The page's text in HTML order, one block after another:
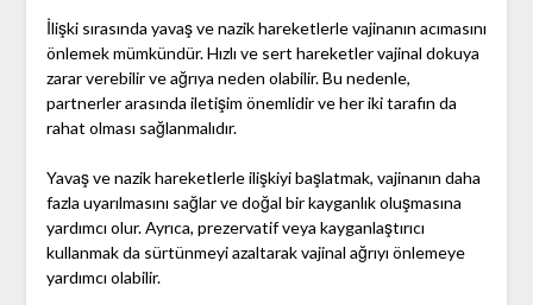
İlişki sırasında yavaş ve nazik hareketlerle vajinanın acımasını
önlemek mümkündür. Hızlı ve sert hareketler vajinal dokuya
zarar verebilir ve ağrıya neden olabilir. Bu nedenle,
partnerler arasında iletişim önemlidir ve her iki tarafın da
rahat olması sağlanmalıdır.
Yavaş ve nazik hareketlerle ilişkiyi başlatmak, vajinanın daha
fazla uyarılmasını sağlar ve doğal bir kayganlık oluşmasına
yardımcı olur. Ayrıca, prezervatif veya kayganlaştırıcı
kullanmak da sürtünmeyi azaltarak vajinal ağrıyı önlemeye
yardımcı olabilir.